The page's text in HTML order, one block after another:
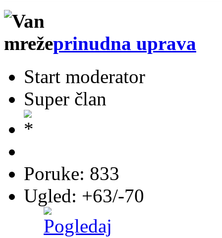
prinudna uprava
Start moderator
Super član
Poruke: 833
Ugled: +63/-70